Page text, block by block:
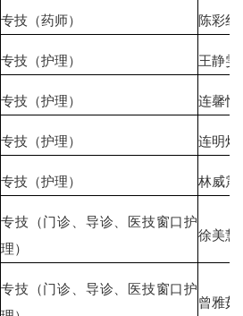
专技（药师） 陈彩红
专技（护理） 王静雯
专技（护理） 连馨怡
专技（护理） 连明炜
专技（护理） 林威震
专技（门诊、导诊、医技窗口护
理）
徐美慧
专技（门诊、导诊、医技窗口护
曾雅茹